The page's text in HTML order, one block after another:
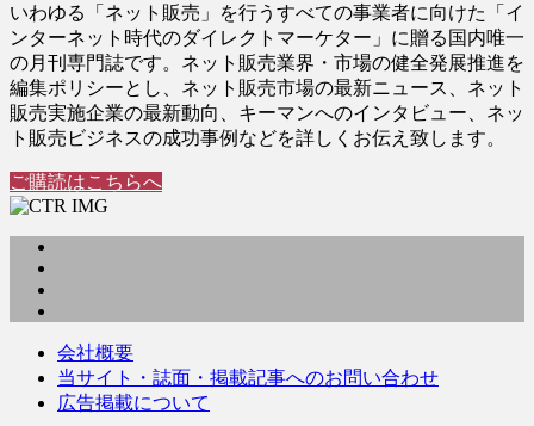
いわゆる「ネット販売」を行うすべての事業者に向けた「イ
ンターネット時代のダイレクトマーケター」に贈る国内唯一
の月刊専門誌です。ネット販売業界・市場の健全発展推進を
編集ポリシーとし、ネット販売市場の最新ニュース、ネット
販売実施企業の最新動向、キーマンへのインタビュー、ネッ
ト販売ビジネスの成功事例などを詳しくお伝え致します。
ご購読はこちらへ
会社概要
当サイト・誌面・掲載記事へのお問い合わせ
広告掲載について